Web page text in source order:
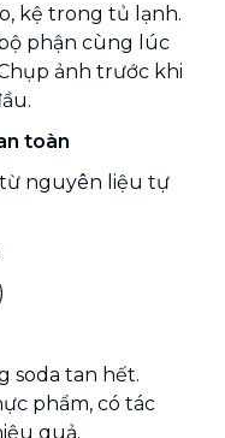
kệ trong tủ lạnh.
phận cùng lúc
ảnh trước khi
toàn
nguyên liệu tự
soda tan hết.
phẩm, có tác
quả.